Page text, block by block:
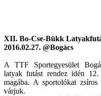
XII. Bo-Cse-Bükk
2016.02.27. @Bogács
A TTF Sportegyesület
latyak futást rendez idén
magába. A sportolókat
várjuk.